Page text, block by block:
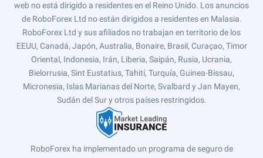
web no está dirigido a residentes en el Reino Unido. Los anuncios
de RoboForex Ltd no están dirigidos a residentes en Malasia.
RoboForex Ltd y sus afiliados no trabajan en territorio de los
EEUU, Canadá, Japón, Australia, Bonaire, Brasil, Curaçao, Timor
Oriental, Indonesia, Irán, Liberia, Saipán, Rusia, Ucrania,
Bielorrusia, Sint Eustatius, Tahití, Turquía, Guinea-Bissau,
Micronesia, Islas Marianas del Norte, Svalbard y Jan Mayen,
Sudán del Sur y otros países restringidos.
RoboForex ha implementado un programa de seguro de